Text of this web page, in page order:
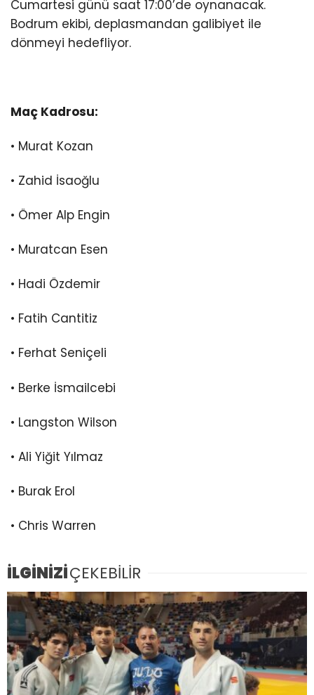
Cumartesi günü saat 17:00’de oynanacak.
Bodrum ekibi, deplasmandan galibiyet ile
dönmeyi hedefliyor.
Maç Kadrosu:
• Murat Kozan
• Zahid İsaoğlu
• Ömer Alp Engin
• Muratcan Esen
• Hadi Özdemir
• Fatih Cantitiz
• Ferhat Seniçeli
• Berke İsmailcebi
• Langston Wilson
• Ali Yiğit Yılmaz
• Burak Erol
• Chris Warren
İLGİNİZİÇEKEBİLİR